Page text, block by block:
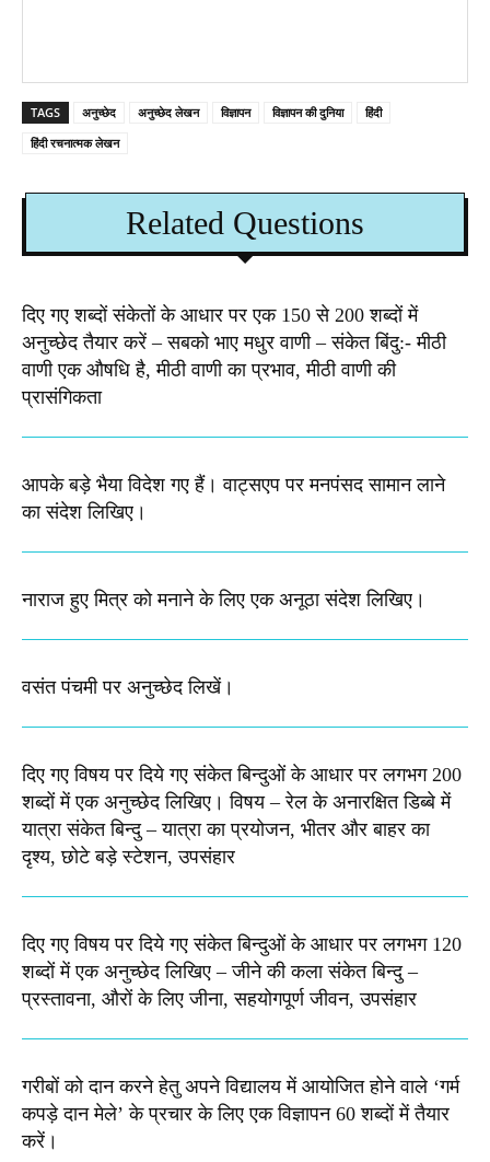
TAGS अनुच्छेद अनुच्छेद लेखन विज्ञापन विज्ञापन की दुनिया
हिंदी
हिंदी रचनात्मक लेखन
Related Questions
दिए गए शब्दों संकेतों के आधार पर एक 150 से 200 शब्दों में
अनुच्छेद तैयार करें – सबको भाए मधुर वाणी – संकेत बिंदु:- मीठी
वाणी एक औषधि है, मीठी वाणी का प्रभाव, मीठी वाणी की
प्रासंगिकता
आपके बड़े भैया विदेश गए हैं। वाट्सएप पर मनपंसद सामान लाने
का संदेश लिखिए।
नाराज हुए मित्र को मनाने के लिए एक अनूठा संदेश लिखिए।
वसंत पंचमी पर अनुच्छेद लिखें।
दिए गए विषय पर दिये गए संकेत बिन्दुओं के आधार पर लगभग 200
शब्दों में एक अनुच्छेद लिखिए। विषय – रेल के अनारक्षित डिब्बे में
यात्रा संकेत बिन्दु – यात्रा का प्रयोजन, भीतर और बाहर का
दृश्य, छोटे बड़े स्टेशन, उपसंहार
दिए गए विषय पर दिये गए संकेत बिन्दुओं के आधार पर लगभग 120
शब्दों में एक अनुच्छेद लिखिए – जीने की कला संकेत बिन्दु –
प्रस्तावना, औरों के लिए जीना, सहयोगपूर्ण जीवन, उपसंहार
गरीबों को दान करने हेतु अपने विद्यालय में आयोजित होने वाले ‘गर्म
कपड़े दान मेले’ के प्रचार के लिए एक विज्ञापन 60 शब्दों में तैयार
करें।